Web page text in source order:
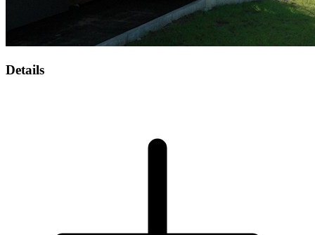
Details